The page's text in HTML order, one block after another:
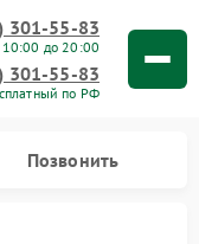
301-55-83
10:00 до 20:00
301-55-83
по РФ
Позвонить